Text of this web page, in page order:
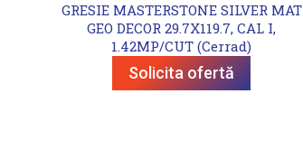
GRESIE MASTERSTONE SILVER MAT
GEO DECOR 29.7X119.7, CAL I,
1.42MP/CUT (Cerrad)
Solicita ofertă